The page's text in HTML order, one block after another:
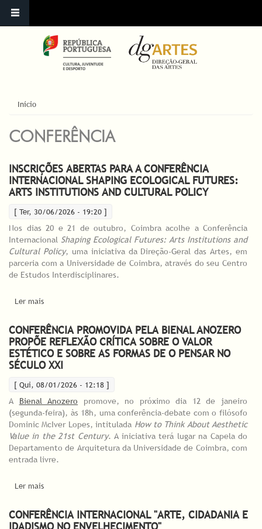
ESTÁ AQUI
Início
CONFERÊNCIA
INSCRIÇÕES ABERTAS PARA A CONFERÊNCIA
INTERNACIONAL SHAPING ECOLOGICAL FUTURES:
ARTS INSTITUTIONS AND CULTURAL POLICY
[ Ter, 30/06/2026 - 19:20 ]
Nos dias 20 e 21 de outubro, Coimbra acolhe a Conferência
Internacional Shaping Ecological Futures: Arts Institutions and
Cultural Policy, uma iniciativa da Direção-Geral das Artes, em
parceria com a Universidade de Coimbra, através do seu Centro
de Estudos Interdisciplinares.
Ler mais
CONFERÊNCIA PROMOVIDA PELA BIENAL ANOZERO
PROPÕE REFLEXÃO CRÍTICA SOBRE O VALOR
ESTÉTICO E SOBRE AS FORMAS DE O PENSAR NO
SÉCULO XXI
[ Qui, 08/01/2026 - 12:18 ]
A Bienal Anozero promove, no próximo dia 12 de janeiro
(segunda-feira), às 18h, uma conferência-debate com o filósofo
Dominic McIver Lopes, intitulada How to Think About Aesthetic
Value in the 21st Century. A iniciativa terá lugar na Capela do
Departamento de Arquitetura da Universidade de Coimbra, com
entrada livre.
Ler mais
pensar no século XXI
CONFERÊNCIA INTERNACIONAL "ARTE, CIDADANIA E